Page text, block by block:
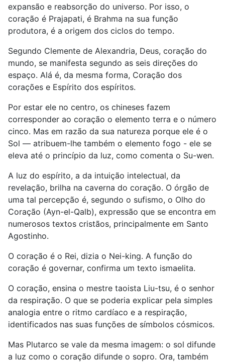
expansão e reabsorção do universo. Por isso, o
coração é Prajapati, é Brahma na sua função
produtora, é a origem dos ciclos do tempo.
Segundo Clemente de Alexandria, Deus, coração do
mundo, se manifesta segundo as seis direções do
espaço. Alá é, da mesma forma, Coração dos
corações e Espírito dos espíritos.
Por estar ele no centro, os chineses fazem
corresponder ao coração o elemento terra e o número
cinco. Mas em razão da sua natureza porque ele é o
Sol — atribuem-lhe também o elemento fogo - ele se
eleva até o princípio da luz, como comenta o Su-wen.
A luz do espírito, a da intuição intelectual, da
revelação, brilha na caverna do coração. O órgão de
uma tal percepção é, segundo o sufismo, o Olho do
Coração (Ayn-el-Qalb), expressão que se encontra em
numerosos textos cristãos, principalmente em Santo
Agostinho.
O coração é o Rei, dizia o Nei-king. A função do
coração é governar, confirma um texto ismaelita.
O coração, ensina o mestre taoista Liu-tsu, é o senhor
da respiração. O que se poderia explicar pela simples
analogia entre o ritmo cardíaco e a respiração,
identificados nas suas funções de símbolos cósmicos.
Mas Plutarco se vale da mesma imagem: o sol difunde
a luz como o coração difunde o sopro. Ora, também